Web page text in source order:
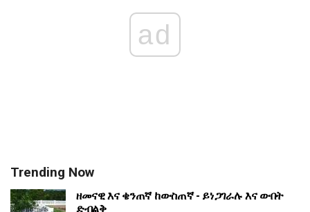
ad
Trending Now
ዘመናዊ እና ቄንጠኛ ከውስጠኛ - ይነጋገራሉ እና ውበት
ድብልቅ